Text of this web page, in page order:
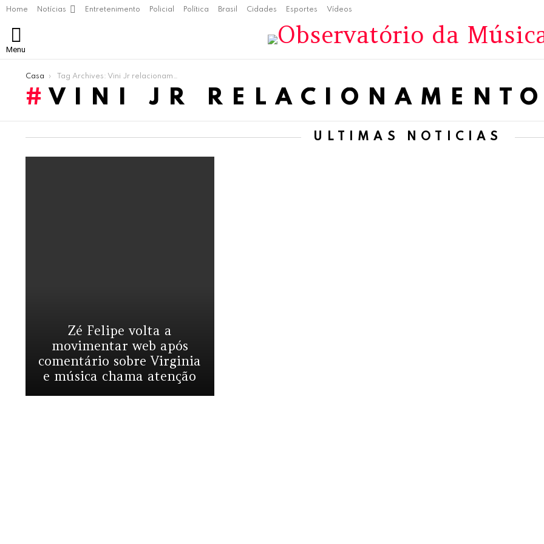
Home Notícias Entretenimento Policial Política Brasil Cidades Esportes Vídeos
Menu
Você está aqui:
Casa Tag Archives: Vini Jr relacionamento
VINI JR RELACIONAMENTO
ÚLTIMAS NOTÍCIAS
Zé Felipe volta a
movimentar web após
comentário sobre Virginia
e música chama atenção